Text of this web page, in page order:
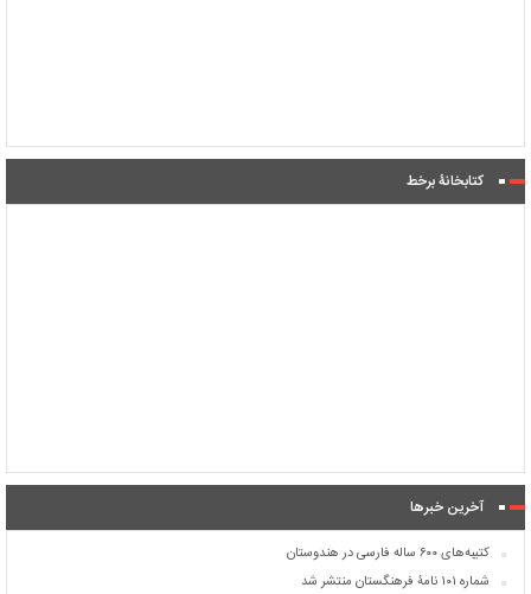
کتابخانۀ برخط
آخرین خبرها
کتیبه‌های ۶۰۰ ساله فارسی در هندوستان
شماره ۱۰۱ نامۀ فرهنگستان منتشر شد